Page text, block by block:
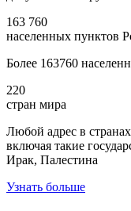
163 760
населенных пунктов
Более 163760
220
стран мира
Любой адрес в
включая такие
Ирак, Палестина
Узнать больше